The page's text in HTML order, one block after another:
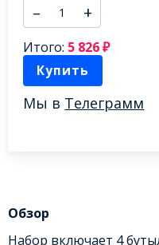
– +
Итого: 5 826₽
Купить
Мы в Телеграмм
Обзор
Набор включает 4